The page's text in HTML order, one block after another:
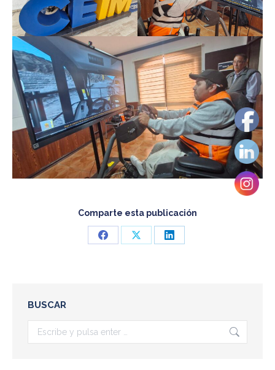
Comparte esta publicación
Share
Share
Share
BUSCAR
Buscar: